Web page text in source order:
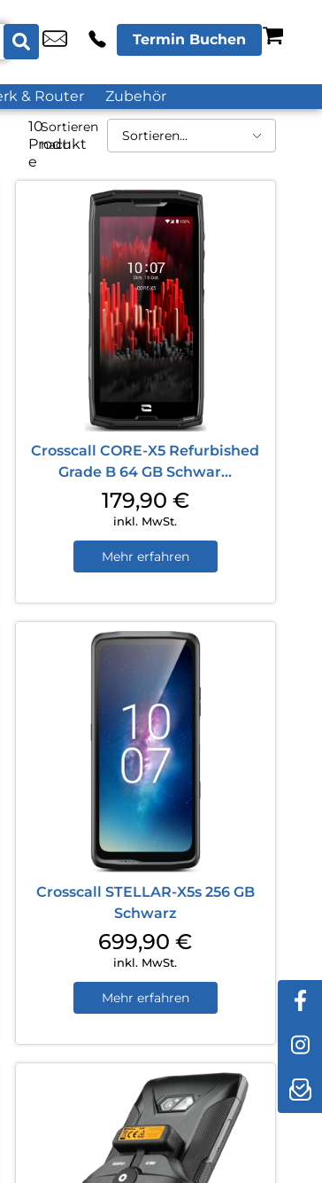
Termin Buchen
& Router Zubehör
10
Produkt
e
Sortieren
nach
Crosscall CORE-X5 Refurbished
Grade B 64 GB Schwar...
179,90 €
inkl. MwSt.
Mehr erfahren
Crosscall STELLAR-X5s 256 GB
Schwarz
699,90€
inkl. MwSt.
Mehr erfahren